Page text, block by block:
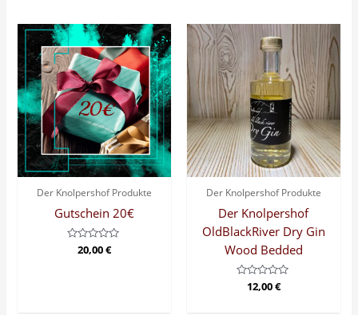
Der Knolpershof Produkte
Gutschein 20€
Bewertet
mit
20,00€
Der Knolpershof Produkte
Der Knolpershof
OldBlackRiver Dry Gin
Wood Bedded
Bewertet
mit
12,00€